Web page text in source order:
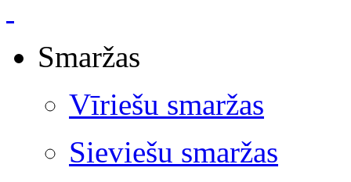
Smaržas
Vīriešu smaržas
Sieviešu smaržas